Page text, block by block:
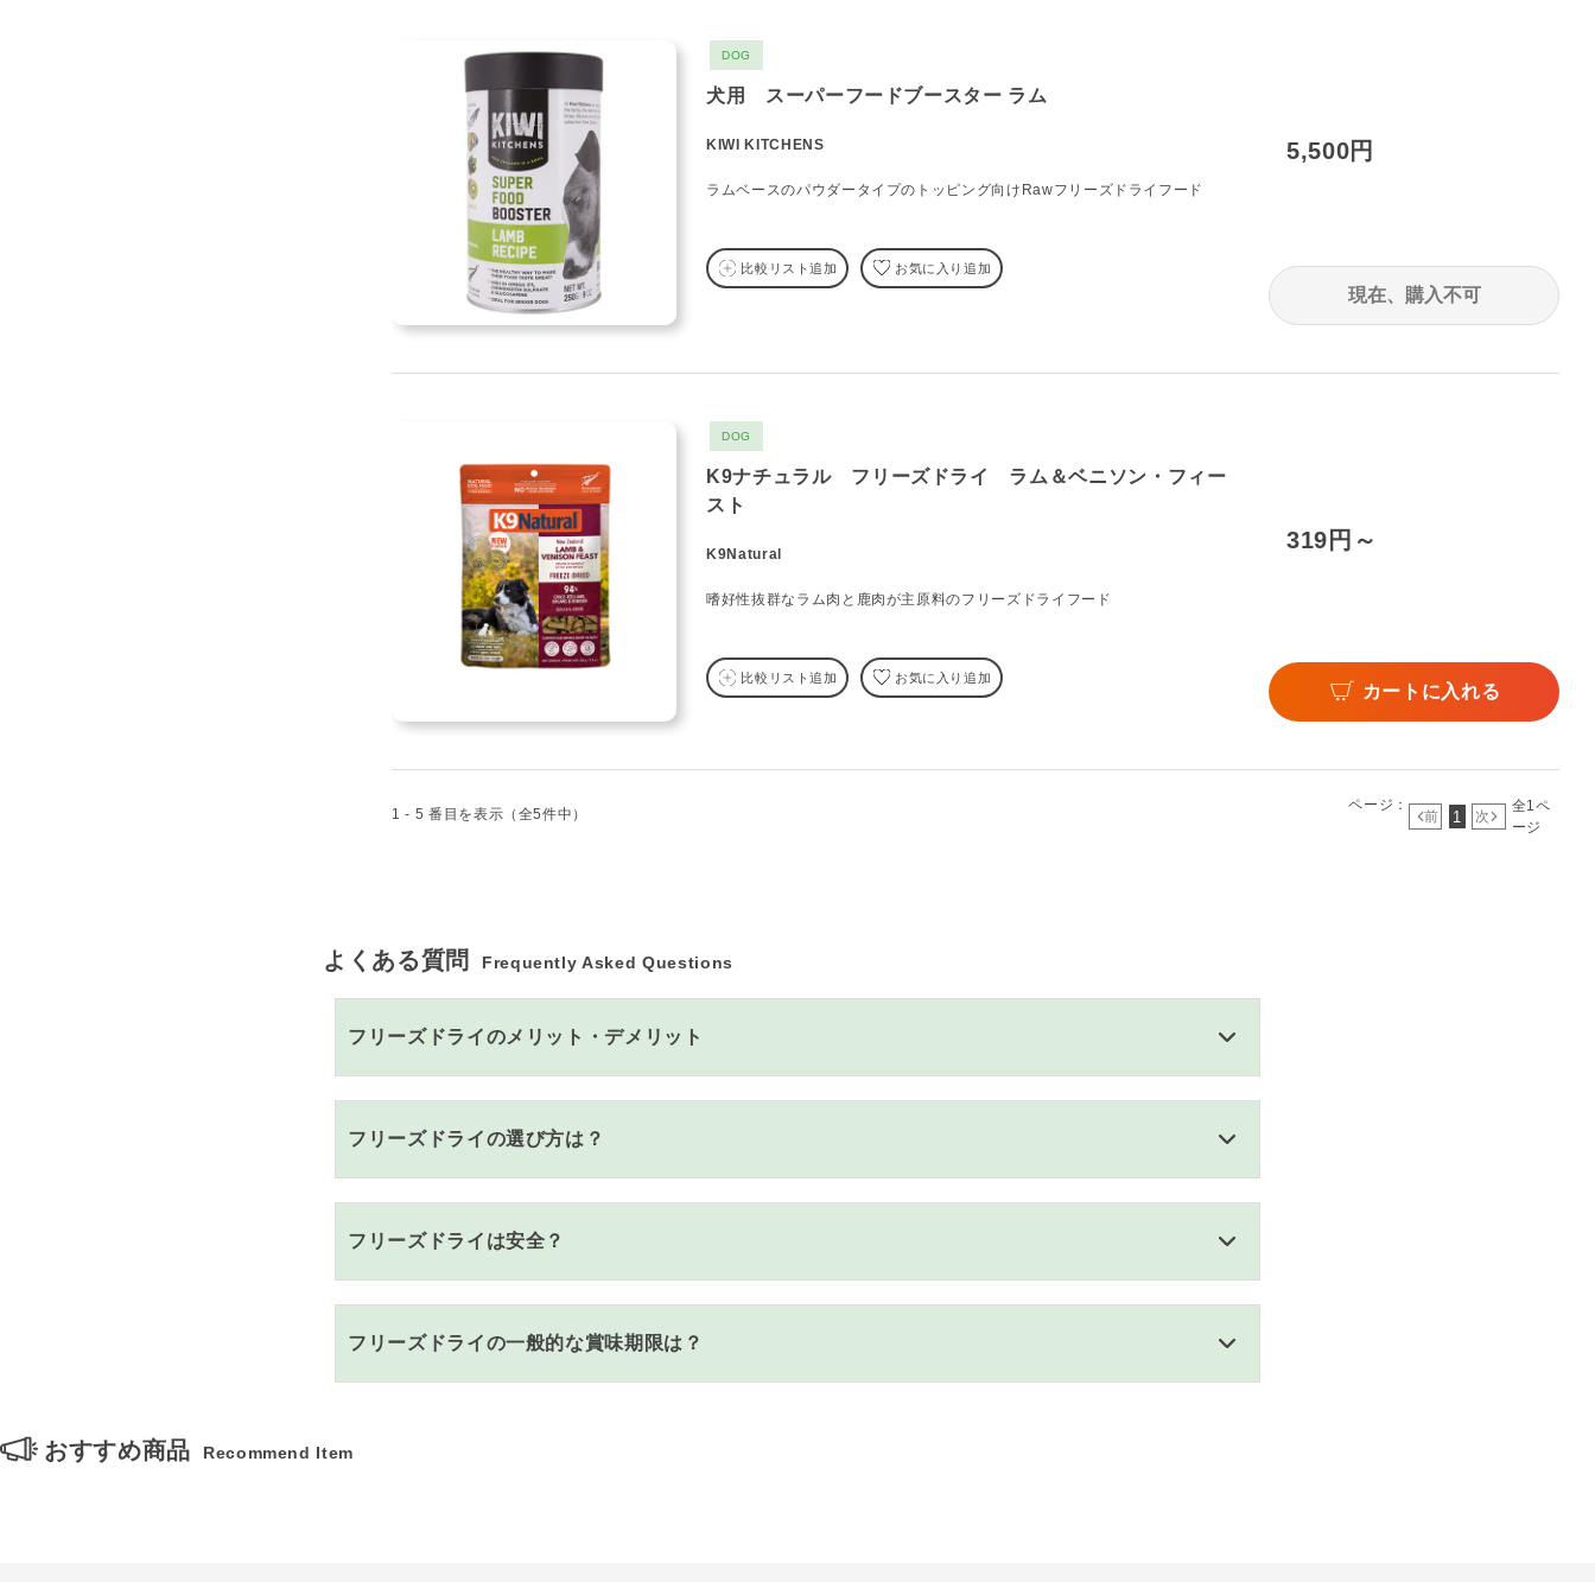
DOG
犬用 スーパーフードブースター ラム
KIWI KITCHENS
ラムベースのパウダータイプのトッピング向けRawフリーズドライフード
比較リスト追加 お気に入り追加
5,500円
現在、購入不可
DOG
K9ナチュラル フリーズドライ ラム＆ベニソン・フィー
スト
K9Natural
嗜好性抜群なラム肉と鹿肉が主原料のフリーズドライフード
比較リスト追加 お気に入り追加
319円～
カートに入れる
1 - 5 番目を表示（全5件中）
ページ：
前 1 次
全1ペ
ージ
よくある質問 Frequently Asked Questions
フリーズドライのメリット・デメリット
フリーズドライの選び方は？
フリーズドライは安全？
フリーズドライの一般的な賞味期限は？
おすすめ商品 Recommend Item